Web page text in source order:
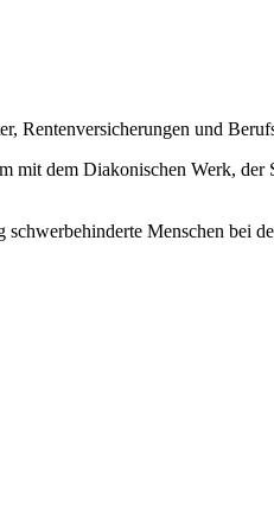
Rentenversicherungen und
dem Diakonischen Werk, der
Menschen bei